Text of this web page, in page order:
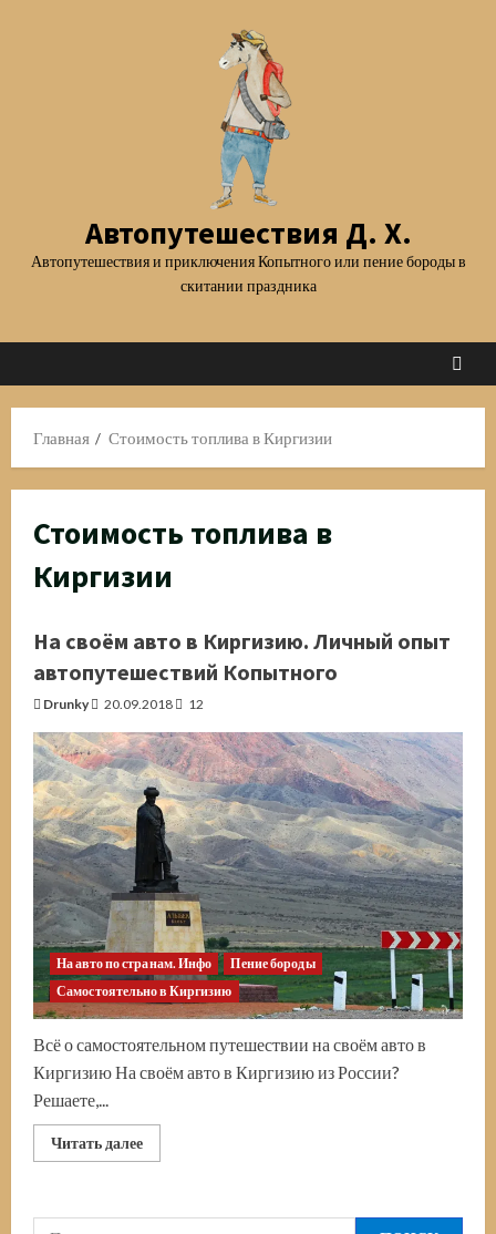
Автопутешествия Д. Х.
Автопутешествия и приключения Копытного или пение бороды в
скитании праздника
Главная Стоимость топлива в Киргизии
Стоимость топлива в
Киргизии
На своём авто в Киргизию. Личный опыт
автопутешествий Копытного
Drunky 20.09.2018 12
На авто по странам. Инфо
Пение бороды
Самостоятельно в Киргизию
Всё о самостоятельном путешествии на своём авто в
Киргизию На своём авто в Киргизию из России?
Решаете,...
Читать далееПрочитать
больше
авто